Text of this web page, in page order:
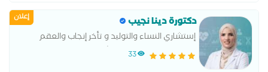
إعلان دكتورة دينا نجيب
إستشاري النساء والتوليد و تأخر إنجاب والعقم
ماستر نساء و توليد عين شمس و دبلومة حقن
33